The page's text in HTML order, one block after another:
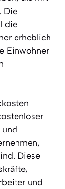
Die
die
erheblich
Einwohner
und
Diese
und